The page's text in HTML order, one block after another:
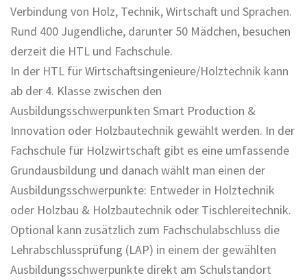
Verbindung von Holz, Technik, Wirtschaft und Sprachen.
Rund 400 Jugendliche, darunter 50 Mädchen, besuchen
derzeit die HTL und Fachschule.
In der HTL für Wirtschaftsingenieure/Holztechnik kann
ab der 4. Klasse zwischen den
Ausbildungsschwerpunkten Smart Production &
Innovation oder Holzbautechnik gewählt werden. In der
Fachschule für Holzwirtschaft gibt es eine umfassende
Grundausbildung und danach wählt man einen der
Ausbildungsschwerpunkte: Entweder in Holztechnik
oder Holzbau & Holzbautechnik oder Tischlereitechnik.
Optional kann zusätzlich zum Fachschulabschluss die
Lehrabschlussprüfung (LAP) in einem der gewählten
Ausbildungsschwerpunkte direkt am Schulstandort